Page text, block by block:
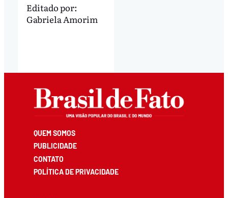
Editado por:
Gabriela Amorim
QUEM SOMOS
PUBLICIDADE
CONTATO
POLÍTICA DE PRIVACIDADE